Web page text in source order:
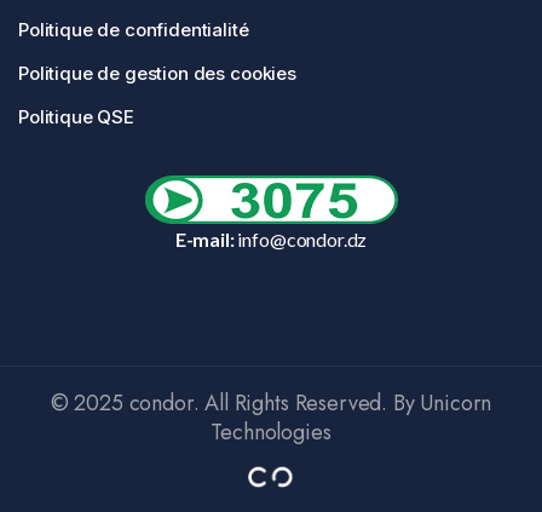
Politique de confidentialité
Politique de gestion des cookies
Politique QSE
E-mail:info@condor.dz
© 2025 condor. All Rights Reserved. By Unicorn
Technologies